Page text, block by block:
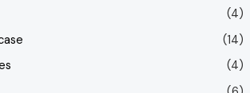
(4)
(14)
(4)